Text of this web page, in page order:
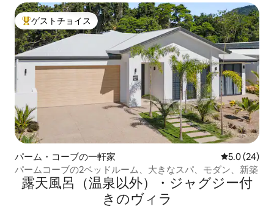
大好評のゲストチョイスです。
ゲストチョイス
パーム・コーブの一軒家 レビュー24
5.0 (24)
パームコーブの2ベッドルーム、大きなスパ、モダン、新築
露天風呂（温泉以外）・ジャグジー付
きのヴィラ